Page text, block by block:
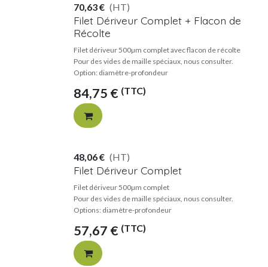
Filet Dériveur Complet + Flacon de
Récolte
Filet dériveur 500µm complet avec flacon de récolte
Pour des vides de maille spéciaux, nous consulter.
Option: diamètre-profondeur
84,75 € (TTC)
70,63€ (HT)
Filet Dériveur Complet
Filet dériveur 500µm complet
Pour des vides de maille spéciaux, nous consulter.
Options: diamètre-profondeur
57,67 € (TTC)
48,06€ (HT)